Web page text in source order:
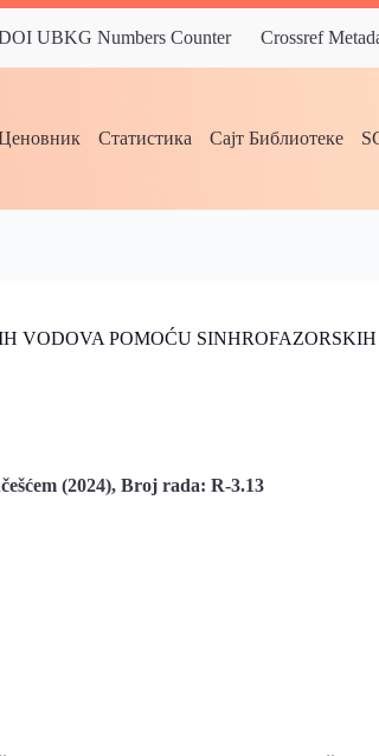
UBKG Numbers Counter Crossref
Статистика Сајт Библиотеке
VODOVA POMOĆU SINHROFAZORSKIH
(2024), Broj rada: R-3.13